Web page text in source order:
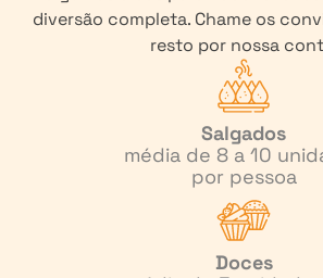
diversão completa. Chame os
resto por nossa
Salgados
média de 8 a 10
por pessoa
Doces